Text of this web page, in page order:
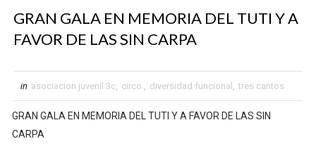
GRAN GALA EN MEMORIA DEL TUTI Y A
FAVOR DE LAS SIN CARPA
in asociacion juvenil 3c, circo., diversidad funcional , tres cantos
GRAN GALA EN MEMORIA DEL TUTI Y A FAVOR DE LAS SIN
CARPA